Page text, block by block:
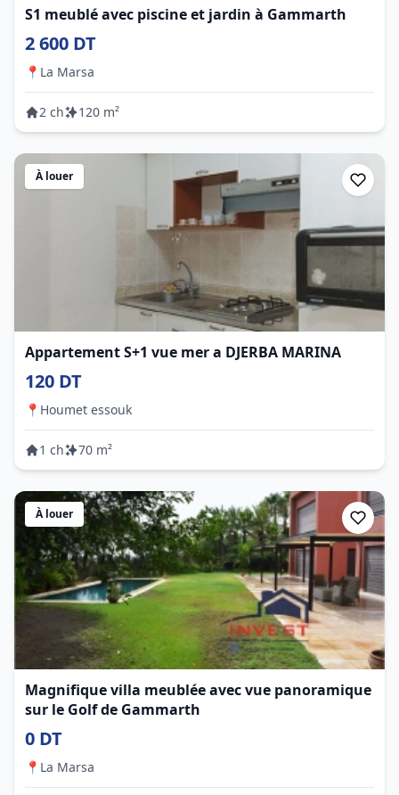
S1 meublé avec piscine et jardin à Gammarth
2 600 DT
📍 La Marsa
2 ch 120 m²
À louer
Appartement S+1 vue mer a DJERBA MARINA
120 DT
📍 Houmet essouk
1 ch 70 m²
À louer
Magnifique villa meublée avec vue panoramique
sur le Golf de Gammarth
0 DT
📍 La Marsa